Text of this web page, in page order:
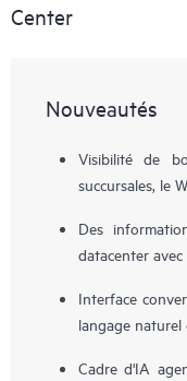
Center
Nouveautés
Visibilité de
succursales, le
Des
datacenter
Interface
langage naturel
Cadre d'IA